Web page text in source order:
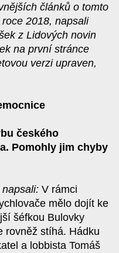
článků o tomto
2018, napsali
z Lidových novin
na první stránce
verzi upraven,
českého
Pomohly jim chyby
V rámci
mělo dojít ke
šéfkou Bulovky
rovněž stíhá. Hádku
a lobbista Tomáš